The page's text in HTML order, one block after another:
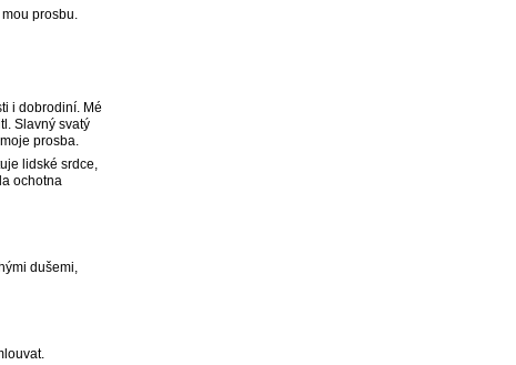
prosbu.
i dobrodiní. Mé
Slavný svatý
prosba.
lidské srdce,
ochotna
dušemi,